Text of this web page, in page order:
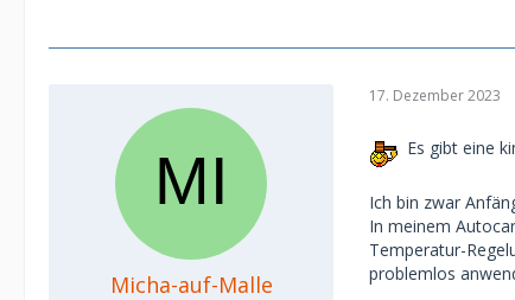
Micha-auf-Malle
17. Dezember 2023
Es gibt eine
Ich bin zwar
In meinem
Temperatur-
problemlos